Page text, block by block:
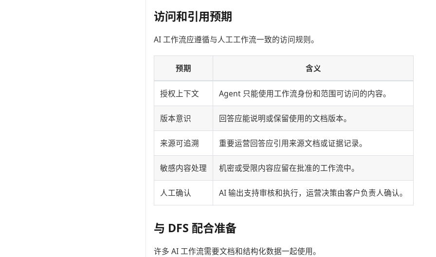
访问和引用预期
AI 工作流应遵循与人工工作流一致的访问规则。
预期 含义
授权上下文 Agent 只能使用工作流身份和范围可访问的内容。
版本意识 回答应能说明或保留使用的文档版本。
来源可追溯 重要运营回答应引用来源文档或证据记录。
敏感内容处理 机密或受限内容应留在批准的工作流中。
人工确认 AI 输出支持审核和执行，运营决策由客户负责人确认。
与 DFS 配合准备
许多 AI 工作流需要文档和结构化数据一起使用。